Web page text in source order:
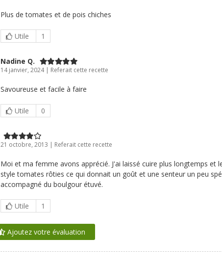
Plus de tomates et de pois chiches
Utile 1
Nadine Q.
14 janvier, 2024 | Referait cette recette
Savoureuse et facile à faire
Utile 0
21 octobre, 2013 | Referait cette recette
Moi et ma femme avons apprécié. J'ai laissé cuire plus longtemps et
style tomates rôties ce qui donnait un goût et une senteur un peu
accompagné du boulgour étuvé.
Utile 1
Ajoutez votre évaluation